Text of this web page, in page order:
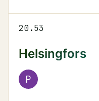
20.53
Helsingfors
P